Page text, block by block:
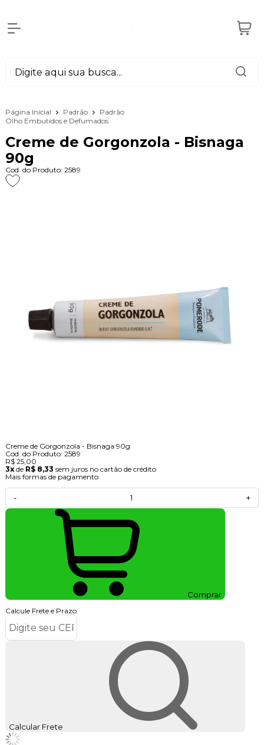
Página Inicial Padrão
Padrão
Olho Embutidos e Defumados
Creme de Gorgonzola - Bisnaga
90g
Cod. do Produto: 2589
Creme de Gorgonzola - Bisnaga 90g
Cod. do Produto: 2589
R$ 25,00
3xde R$ 8,33 sem juros no cartão de crédito
Mais formas de pagamento
- +
Comprar
Calcule Frete e Prazo
Calcular Frete